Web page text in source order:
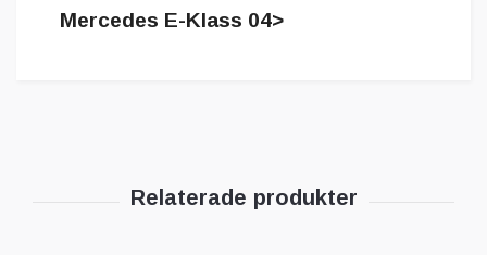
Mercedes E-Klass 04>